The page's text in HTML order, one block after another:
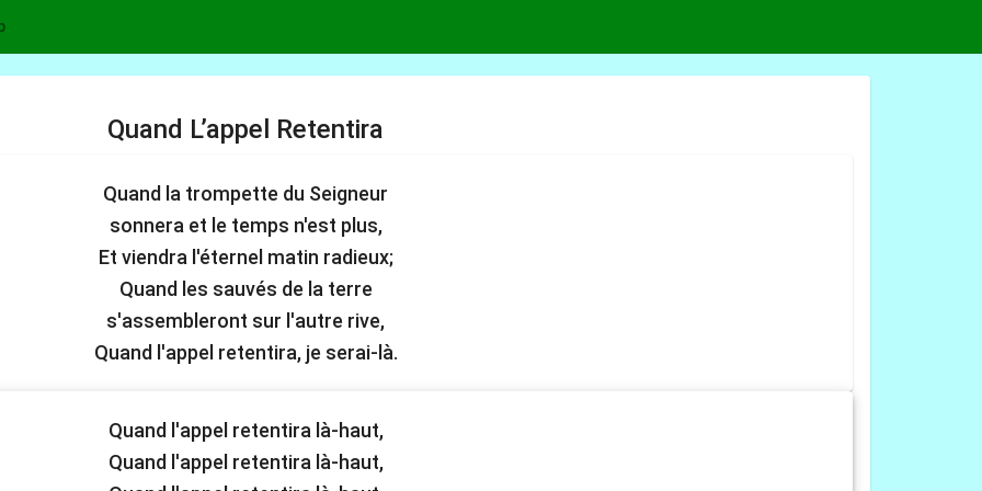
Quand L’appel Retentira
Quand la trompette du Seigneur
sonnera et le temps n'est plus,
Et viendra l'éternel matin radieux;
Quand les sauvés de la terre
s'assembleront sur l'autre rive,
Quand l'appel retentira, je serai-là.
Quand l'appel retentira là-haut,
Quand l'appel retentira là-haut,